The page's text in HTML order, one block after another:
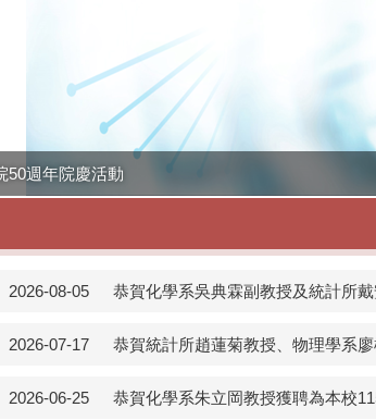
50週年院慶活動
2026-08-05 恭賀化學系吳典霖副教授及統計所
2026-07-17 恭賀統計所趙蓮菊教授、物理學系
2026-06-25 恭賀化學系朱立岡教授獲聘為本校